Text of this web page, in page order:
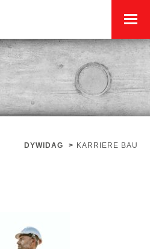
DYWIDAG > KARRIERE BAU